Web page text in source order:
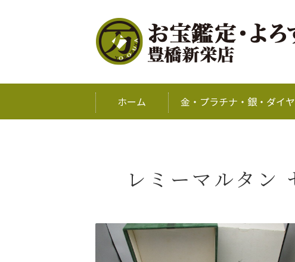
ホーム 金・プラチナ・銀・ダイ
レミーマルタン